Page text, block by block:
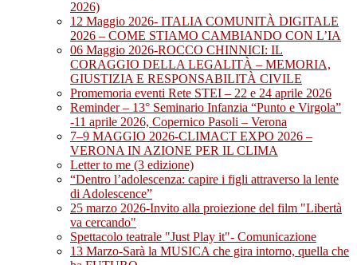
2026)
12 Maggio 2026- ITALIA COMUNITÀ DIGITALE
2026 – COME STIAMO CAMBIANDO CON L’IA
06 Maggio 2026-ROCCO CHINNICI: IL
CORAGGIO DELLA LEGALITÀ – MEMORIA,
GIUSTIZIA E RESPONSABILITÀ CIVILE
Promemoria eventi Rete STEI – 22 e 24 aprile 2026
Reminder – 13° Seminario Infanzia “Punto e Virgola”
-11 aprile 2026, Copernico Pasoli – Verona
7–9 MAGGIO 2026-CLIMACT EXPO 2026 –
VERONA IN AZIONE PER IL CLIMA
Letter to me (3 edizione)
“Dentro l’adolescenza: capire i figli attraverso la lente
di Adolescence”
25 marzo 2026-Invito alla proiezione del film "Libertà
va cercando"
Spettacolo teatrale "Just Play it"- Comunicazione
13 Marzo-Sarà la MUSICA che gira intorno, quella che